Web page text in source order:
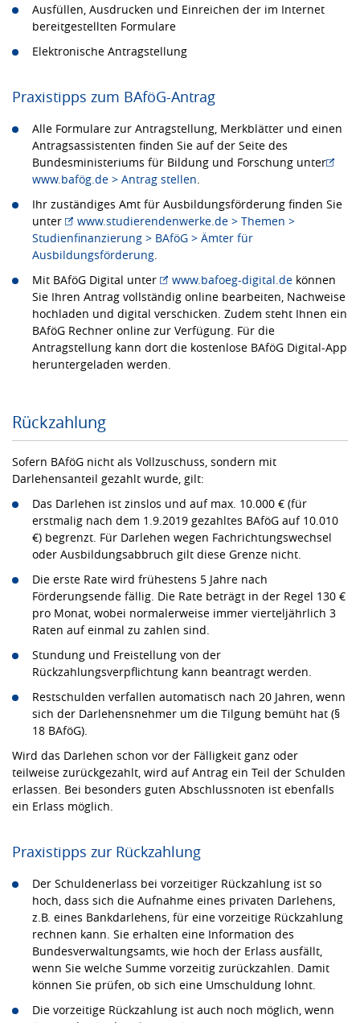
Ausfüllen, Ausdrucken und Einreichen der im Internet
bereitgestellten Formulare
Elektronische Antragstellung
Praxistipps zum BAföG-Antrag
Alle Formulare zur Antragstellung, Merkblätter und einen
Antragsassistenten finden Sie auf der Seite des
Bundesministeriums für Bildung und Forschung unter
www.bafög.de > Antrag stellen.
Ihr zuständiges Amt für Ausbildungsförderung finden Sie
unter
www.studierendenwerke.de > Themen >
Studienfinanzierung > BAföG > Ämter für
Ausbildungsförderung.
Mit BAföG Digital unter
www.bafoeg-digital.de können
Sie Ihren Antrag vollständig online bearbeiten, Nachweise
hochladen und digital verschicken. Zudem steht Ihnen ein
BAföG Rechner online zur Verfügung. Für die
Antragstellung kann dort die kostenlose BAföG Digital-App
heruntergeladen werden.
Rückzahlung
Sofern BAföG nicht als Vollzuschuss, sondern mit
Darlehensanteil gezahlt wurde, gilt:
Das Darlehen ist zinslos und auf max. 10.000 € (für
erstmalig nach dem 1.9.2019 gezahltes BAföG auf 10.010
€) begrenzt. Für Darlehen wegen Fachrichtungswechsel
oder Ausbildungsabbruch gilt diese Grenze nicht.
Die erste Rate wird frühestens 5 Jahre nach
Förderungsende fällig. Die Rate beträgt in der Regel 130 €
pro Monat, wobei normalerweise immer vierteljährlich 3
Raten auf einmal zu zahlen sind.
Stundung und Freistellung von der
Rückzahlungsverpflichtung kann beantragt werden.
Restschulden verfallen automatisch nach 20 Jahren, wenn
sich der Darlehensnehmer um die Tilgung bemüht hat (§
18 BAföG).
Wird das Darlehen schon vor der Fälligkeit ganz oder
teilweise zurückgezahlt, wird auf Antrag ein Teil der Schulden
erlassen. Bei besonders guten Abschlussnoten ist ebenfalls
ein Erlass möglich.
Praxistipps zur Rückzahlung
Der Schuldenerlass bei vorzeitiger Rückzahlung ist so
hoch, dass sich die Aufnahme eines privaten Darlehens,
z.B. eines Bankdarlehens, für eine vorzeitige Rückzahlung
rechnen kann. Sie erhalten eine Information des
Bundesverwaltungsamts, wie hoch der Erlass ausfällt,
wenn Sie welche Summe vorzeitig zurückzahlen. Damit
können Sie prüfen, ob sich eine Umschuldung lohnt.
Die vorzeitige Rückzahlung ist auch noch möglich, wenn